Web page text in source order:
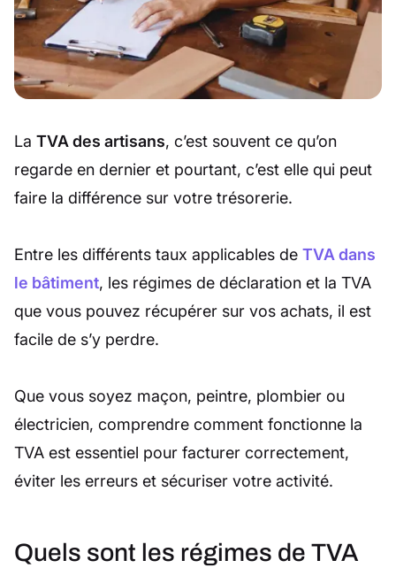
La TVA des artisans, c’est souvent ce qu’on
regarde en dernier et pourtant, c’est elle qui peut
faire la différence sur votre trésorerie.
Entre les différents taux applicables de TVA dans
le bâtiment, les régimes de déclaration et la TVA
que vous pouvez récupérer sur vos achats, il est
facile de s’y perdre.
Que vous soyez maçon, peintre, plombier ou
électricien, comprendre comment fonctionne la
TVA est essentiel pour facturer correctement,
éviter les erreurs et sécuriser votre activité.
Quels sont les régimes de TVA